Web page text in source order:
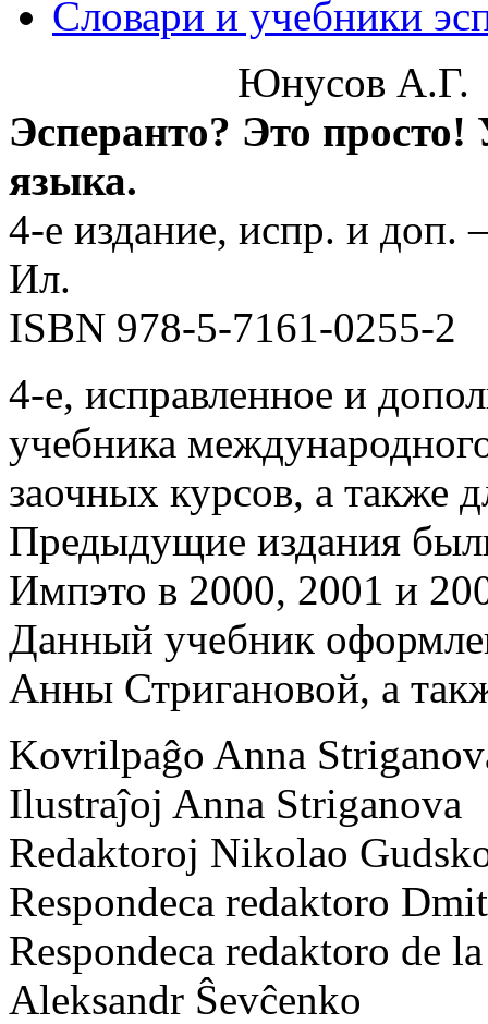
Словари и учебники
Юнусов А.Г.
Эсперанто? Это
языка.
4-е издание, испр. и
Ил.
ISBN 978-5-7161-0255-2
4-е, исправленное и
учебника
заочных курсов, а также
Предыдущие издания
Импэто в 2000, 2001 и
Данный учебник
Анны Стригановой, а
Kovrilpaĝo Anna
Ilustraĵoj Anna Striganova
Redaktoroj Nikolao
Respondeca redaktoro
Respondeca redaktoro de
Aleksandr Ŝevĉenko